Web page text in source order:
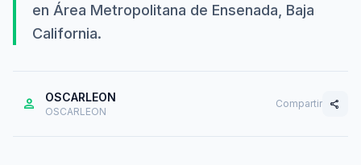
en Área Metropolitana de Ensenada, Baja
California.
person OSCARLEON
OSCARLEON
Compartir share